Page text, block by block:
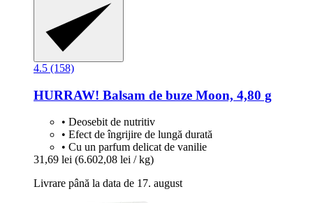
4.5 (158)
HURRAW! Balsam de buze Moon, 4,80 g
• Deosebit de nutritiv
• Efect de îngrijire de lungă durată
• Cu un parfum delicat de vanilie
31,69 lei (6.602,08 lei / kg)
Livrare până la data de 17. august